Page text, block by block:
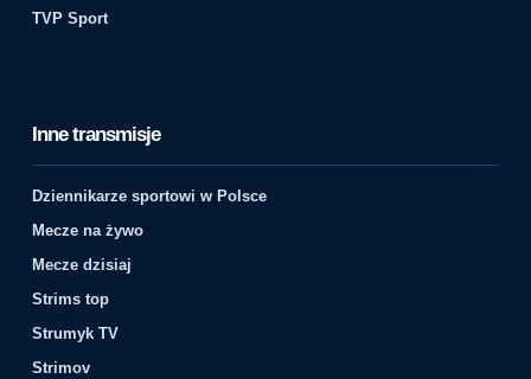
TVP Sport
Inne transmisje
Dziennikarze sportowi w Polsce
Mecze na żywo
Mecze dzisiaj
Strims top
Strumyk TV
Strimov